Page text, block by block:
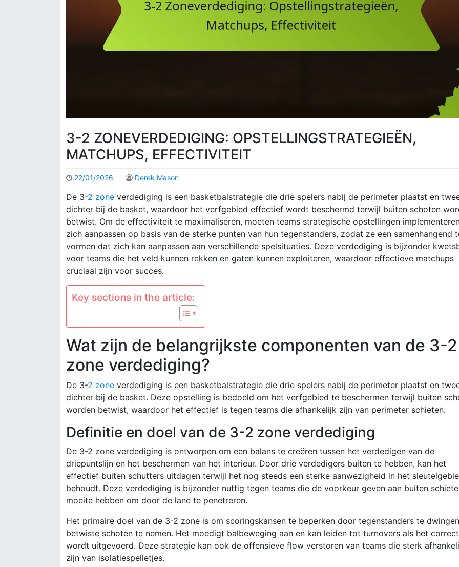
3-2 ZONEVERDEDIGING: OPSTELLINGSTRATEGIEËN,
MATCHUPS, EFFECTIVITEIT
22/01/2026 Derek Mason
De 3-2 zone verdediging is een basketbalstrategie die drie spelers nabij de perimeter plaatst en
dichter bij de basket, waardoor het verfgebied effectief wordt beschermd terwijl buiten schoten
betwist. Om de effectiviteit te maximaliseren, moeten teams strategische opstellingen
zich aanpassen op basis van de sterke punten van hun tegenstanders, zodat ze een samenhangend
vormen dat zich kan aanpassen aan verschillende spelsituaties. Deze verdediging is bijzonder
voor teams die het veld kunnen rekken en gaten kunnen exploiteren, waardoor effectieve matchups
cruciaal zijn voor succes.
Key sections in the article:
Wat zijn de belangrijkste componenten van de 3-2
zone verdediging?
De 3-2 zone verdediging is een basketbalstrategie die drie spelers nabij de perimeter plaatst en
dichter bij de basket. Deze opstelling is bedoeld om het verfgebied te beschermen terwijl buiten
worden betwist, waardoor het effectief is tegen teams die afhankelijk zijn van perimeter schieten.
Definitie en doel van de 3-2 zone verdediging
De 3-2 zone verdediging is ontworpen om een balans te creëren tussen het verdedigen van de
driepuntslijn en het beschermen van het interieur. Door drie verdedigers buiten te hebben, kan het
effectief buiten schutters uitdagen terwijl het nog steeds een sterke aanwezigheid in het
behoudt. Deze verdediging is bijzonder nuttig tegen teams die de voorkeur geven aan buiten
moeite hebben om door de lane te penetreren.
Het primaire doel van de 3-2 zone is om scoringskansen te beperken door tegenstanders te
betwiste schoten te nemen. Het moedigt balbeweging aan en kan leiden tot turnovers als het correct
wordt uitgevoerd. Deze strategie kan ook de offensieve flow verstoren van teams die sterk
zijn van isolatiespelletjes.